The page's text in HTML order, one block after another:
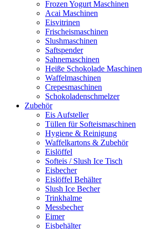
Frozen Yogurt Maschinen
Acai Maschinen
Eisvitrinen
Frischeismaschinen
Slushmaschinen
Saftspender
Sahnemaschinen
Heiße Schokolade Maschinen
Waffelmaschinen
Crepesmaschinen
Schokoladenschmelzer
Zubehör
Eis Aufsteller
Tüllen für Softeismaschinen
Hygiene & Reinigung
Waffelkartons & Zubehör
Eislöffel
Softeis / Slush Ice Tisch
Eisbecher
Eislöffel Behälter
Slush Ice Becher
Trinkhalme
Messbecher
Eimer
Eisbehälter